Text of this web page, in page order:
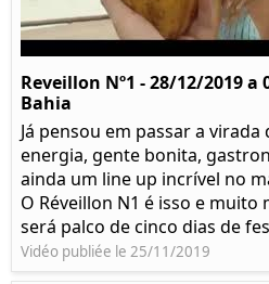
Reveillon Nº1 - 28/12/2019 a
Bahia
Já pensou em passar a
energia, gente bonita,
ainda um line up incrível no
O Réveillon N1 é isso e muito
será palco de cinco dias de
Vidéo publiée le 25/11/2019